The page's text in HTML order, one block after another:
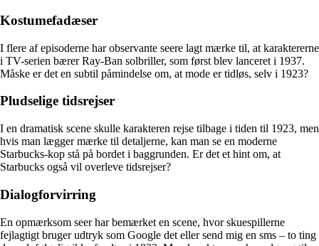
Kostumefadæser
I flere af episoderne har observante seere lagt mærke til, at karaktererne
i TV-serien bærer Ray-Ban solbriller, som først blev lanceret i 1937.
Måske er det en subtil påmindelse om, at mode er tidløs, selv i 1923?
Pludselige tidsrejser
I en dramatisk scene skulle karakteren rejse tilbage i tiden til 1923, men
hvis man lægger mærke til detaljerne, kan man se en moderne
Starbucks-kop stå på bordet i baggrunden. Er det et hint om, at
Starbucks også vil overleve tidsrejser?
Dialogforvirring
En opmærksom seer har bemærket en scene, hvor skuespillerne
fejlagtigt bruger udtryk som Google det eller send mig en sms – to ting